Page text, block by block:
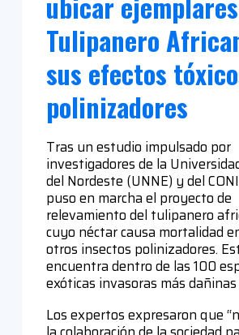
Tulipanero
sus efectos
polinizadores
Tras un estudio impulsado por
investigadores de la
del Nordeste (UNNE) y del
puso en marcha el proyecto de
relevamiento del tulipanero
cuyo néctar causa mortalidad
otros insectos polinizadores.
encuentra dentro de las 100
exóticas invasoras más
Los expertos expresaron que